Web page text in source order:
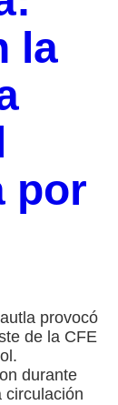
la
por
provocó
de la CFE
durante
circulación